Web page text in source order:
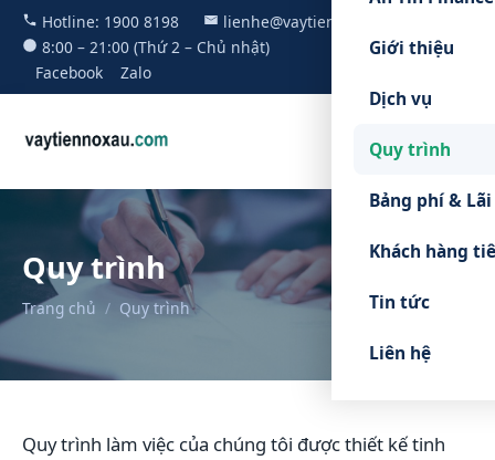
Hotline: 1900 8198
lienhe@vaytiennoxau.com
8:00 – 21:00 (Thứ 2 – Chủ nhật)
Facebook
Zalo
Giới thiệu
Dịch vụ
Quy trình
Bảng phí &
Khách hàng
Tin tức
Liên hệ
Quy trình
Trang chủ / Quy trình
Quy trình làm việc của chúng tôi được thiết kế tinh